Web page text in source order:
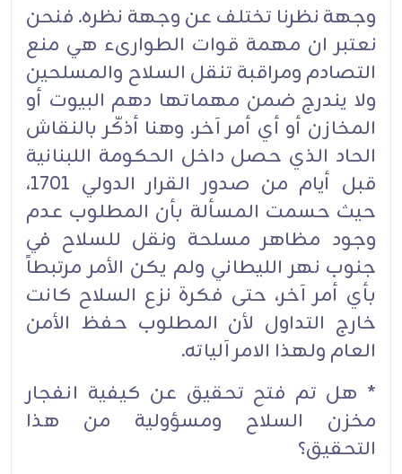
وجهة نظرنا تختلف عن وجهة نظره. فنحن
نعتبر ان مهمة قوات الطوارىء هي منع
التصادم ومراقبة تنقل السلاح والمسلحين
ولا يندرج ضمن مهماتها دهم البيوت أو
المخازن أو أي أمر آخر. وهنا أذكّر بالنقاش
الحاد الذي حصل داخل الحكومة اللبنانية
قبل أيام من صدور القرار الدولي 1701،
حيث حسمت المسألة بأن المطلوب عدم
وجود مظاهر مسلحة ونقل للسلاح في
جنوب نهر الليطاني ولم يكن الأمر مرتبطاً
بأي أمر آخر، حتى فكرة نزع السلاح كانت
خارج التداول لأن المطلوب حفظ الأمن
العام ولهذا الامر آلياته.
* هل تم فتح تحقيق عن كيفية انفجار
مخزن السلاح ومسؤولية من هذا
التحقيق؟